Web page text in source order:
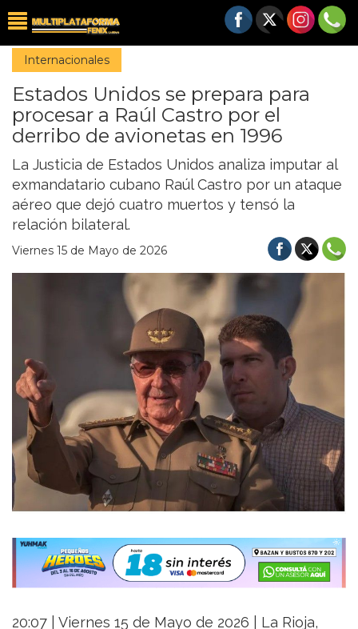
Internacionales
Estados Unidos se prepara para
procesar a Raúl Castro por el
derribo de avionetas en 1996
La Justicia de Estados Unidos analiza imputar al
exmandatario cubano Raúl Castro por un ataque
aéreo que dejó cuatro muertos y tensó la
relación bilateral.
Viernes 15 de Mayo de 2026
20:07 | Viernes 15 de Mayo de 2026 | La Rioja,